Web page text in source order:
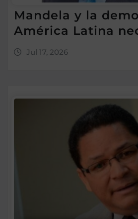
Mandela y la
América Latina
Jul 17, 2026